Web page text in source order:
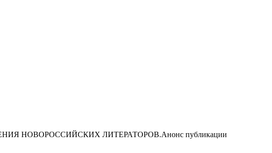
НОВОРОССИЙСКИХ ЛИТЕРАТОРОВ.Анонс публикации